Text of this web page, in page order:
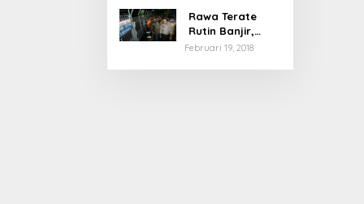
Rawa Terate
Rutin Banjir,
Anies Bakal Cek
Februari 19, 2018